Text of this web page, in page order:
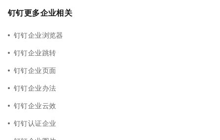
钉钉更多企业相关
钉钉企业浏览器
钉钉企业跳转
钉钉企业页面
钉钉企业办法
钉钉企业云效
钉钉认证企业